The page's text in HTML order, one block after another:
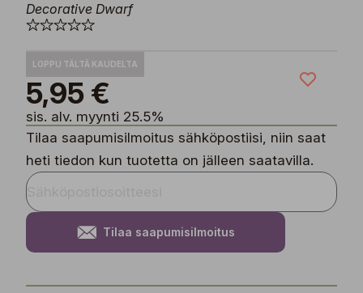
Decorative Dwarf
LOPPU TÄLTÄ KAUDELTA
5,95 €
sis. alv. myynti 25.5%
Tilaa saapumisilmoitus sähköpostiisi, niin saat
heti tiedon kun tuotetta on jälleen saatavilla.
Tilaa saapumisilmoitus